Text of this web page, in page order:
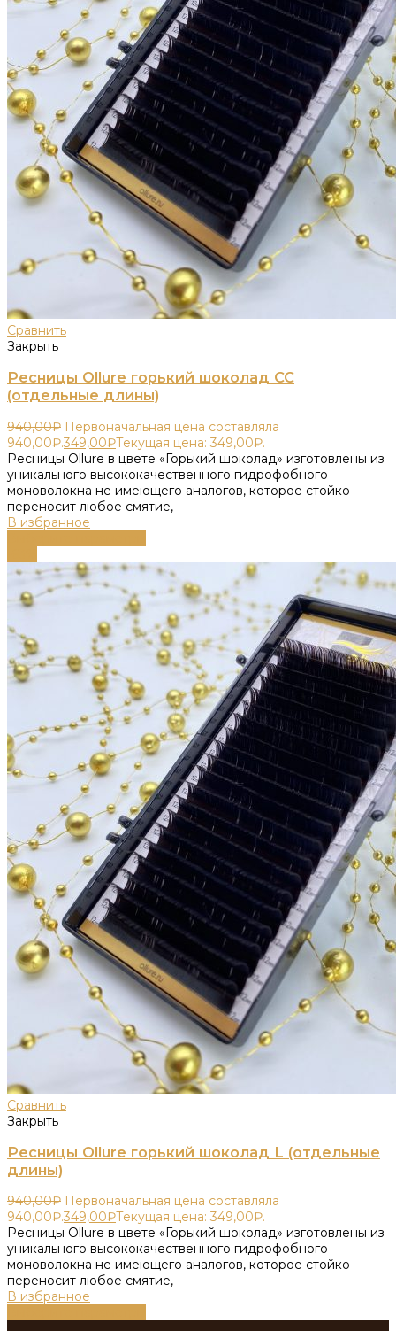
Сравнить
Закрыть
Ресницы Ollure горький шоколад CC
(отдельные длины)
940,00₽ Первоначальная цена составляла
940,00₽.349,00₽Текущая цена: 349,00₽.
Ресницы Ollure в цвете «Горький шоколад» изготовлены из
уникального высококачественного гидрофобного
моноволокна не имеющего аналогов, которое стойко
переносит любое смятие,
В избранное
Сравнить
Закрыть
Ресницы Ollure горький шоколад L (отдельные
длины)
940,00₽ Первоначальная цена составляла
940,00₽.349,00₽Текущая цена: 349,00₽.
Ресницы Ollure в цвете «Горький шоколад» изготовлены из
уникального высококачественного гидрофобного
моноволокна не имеющего аналогов, которое стойко
переносит любое смятие,
В избранное